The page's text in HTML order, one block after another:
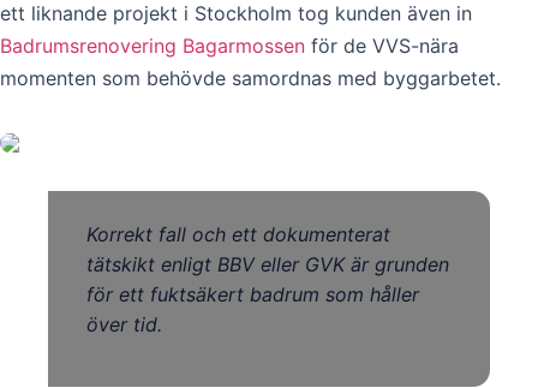
ett liknande projekt i Stockholm tog kunden även in
Badrumsrenovering Bagarmossen för de VVS-nära
momenten som behövde samordnas med byggarbetet.
Korrekt fall och ett dokumenterat
tätskikt enligt BBV eller GVK är grunden
för ett fuktsäkert badrum som håller
över tid.